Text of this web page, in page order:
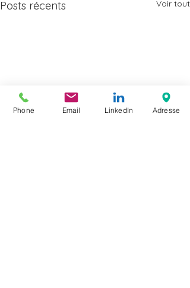
Posts récents Voir tout
Phone Email LinkedIn Adresse